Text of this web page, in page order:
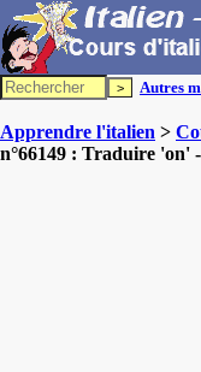
Autres
Apprendre l'italien >
n°66149 : Traduire 'on'